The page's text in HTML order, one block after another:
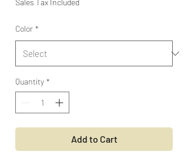
Sales Tax Included
Color *
Quantity *
Add to Cart